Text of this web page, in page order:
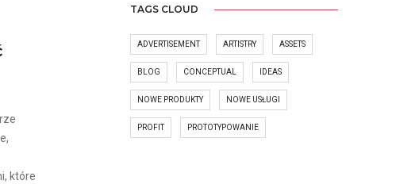
które
TAGS CLOUD
ADVERTISEMENT ARTISTRY ASSETS
BLOG CONCEPTUAL IDEAS
NOWE PRODUKTY NOWE USŁUGI
PROFIT PROTOTYPOWANIE